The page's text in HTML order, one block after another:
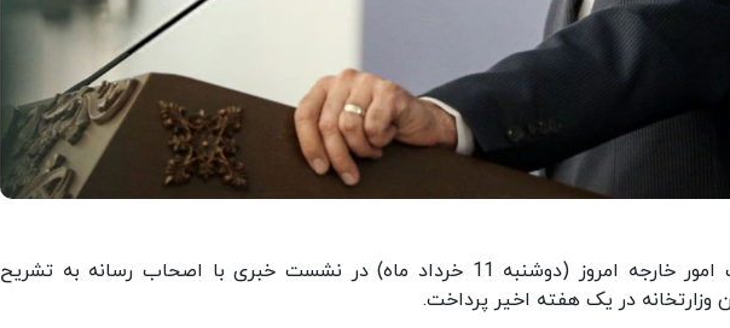
«اسماعیل بقائی» سخنگوی وزارت امور خارجه امروز (دوشنبه 11 خرداد ماه) در نشست خبری با اصحاب رسانه به تشریح
در یک هفته اخیر پرداخت.